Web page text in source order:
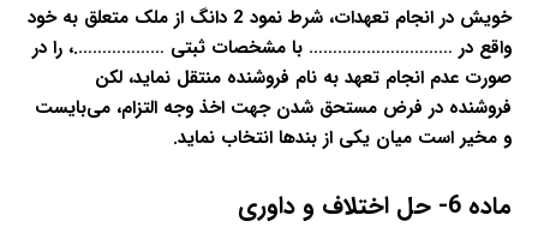
خویش در انجام تعهدات، شرط نمود 2 دانگ از ملک متعلق به خود
واقع در ………………………… با مشخصات ثبتی ……………….، را در
صورت عدم انجام تعهد به نام فروشنده منتقل نماید، لکن
فروشنده در فرض مستحق شدن جهت اخذ وجه التزام، می‌بایست
و مخیر است میان یکی از بندها انتخاب نماید.
ماده 6- حل اختلاف و داوری